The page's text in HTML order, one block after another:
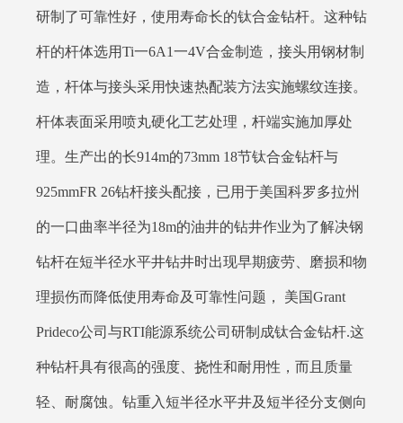
研制了可靠性好，使用寿命长的钛合金钻杆。这种钻
杆的杆体选用Ti一6A1一4V合金制造，接头用钢材制
造，杆体与接头采用快速热配装方法实施螺纹连接。
杆体表面采用喷丸硬化工艺处理，杆端实施加厚处
理。生产出的长914m的73mm 18节钛合金钻杆与
925mmFR 26钻杆接头配接，已用于美国科罗多拉州
的一口曲率半径为18m的油井的钻井作业为了解决钢
钻杆在短半径水平井钻井时出现早期疲劳、磨损和物
理损伤而降低使用寿命及可靠性问题， 美国Grant
Prideco公司与RTI能源系统公司研制成钛合金钻杆.这
种钻杆具有很高的强度、挠性和耐用性，而且质量
轻、耐腐蚀。钻重入短半径水平井及短半径分支侧向